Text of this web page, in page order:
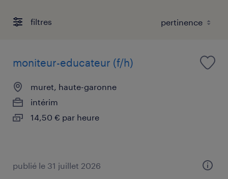
filtres
moniteur-educateur (f/h)
muret, haute-garonne
intérim
14,50 € par heure
publié le 31 juillet 2026